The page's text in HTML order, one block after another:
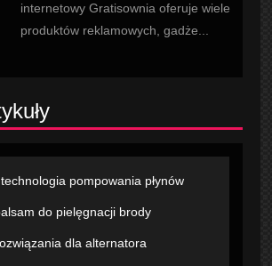
internetowy Gratisownia oferuje wiele
produktów reklamowych, gadże...
pompowania płynów
do pielęgnacji brody
dla alternatora